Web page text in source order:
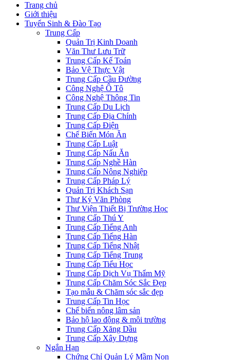
Trang chủ
Giới thiệu
Tuyển Sinh & Đào Tạo
Trung Cấp
Quản Trị Kinh Doanh
Văn Thư Lưu Trữ
Trung Cấp Kế Toán
Bảo Vệ Thực Vật
Trung Cấp Cầu Đường
Công Nghệ Ô Tô
Công Nghệ Thông Tin
Trung Cấp Du Lịch
Trung Cấp Địa Chính
Trung Cấp Điện
Chế Biến Món Ăn
Trung Cấp Luật
Trung Cấp Nấu Ăn
Trung Cấp Nghề Hàn
Trung Cấp Nông Nghiệp
Trung Cấp Pháp Lý
Quản Trị Khách Sạn
Thư Ký Văn Phòng
Thư Viện Thiết Bị Trường Học
Trung Cấp Thú Y
Trung Cấp Tiếng Anh
Trung Cấp Tiếng Hàn
Trung Cấp Tiếng Nhật
Trung Cấp Tiếng Trung
Trung Cấp Tiểu Học
Trung Cấp Dịch Vụ Thẩm Mỹ
Trung Cấp Chăm Sóc Sắc Đẹp
Tạo mẫu & Chăm sóc sắc đẹp
Trung Cấp Tin Học
Chế biến nông lâm sản
Bảo hộ lao động & môi trường
Trung Cấp Xăng Dầu
Trung Cấp Xây Dựng
Ngắn Hạn
Chứng Chỉ Quản Lý Mầm Non